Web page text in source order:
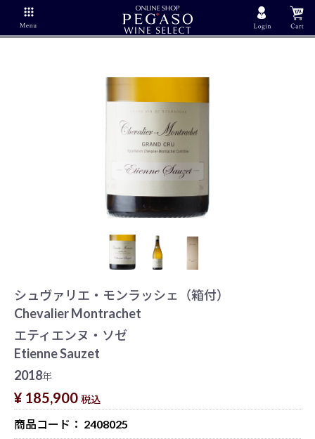
シュヴァリエ・モンラッシェ（箱付）
Chevalier Montrachet
エティエンヌ・ソゼ
Etienne Sauzet
2018年
¥ 185,900 税込
商品コード： 2408025